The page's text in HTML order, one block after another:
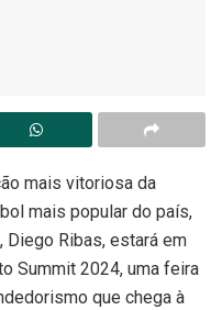
mais vitoriosa da
mais popular do país,
Diego Ribas, estará em
Summit 2024, uma feira
que chega à